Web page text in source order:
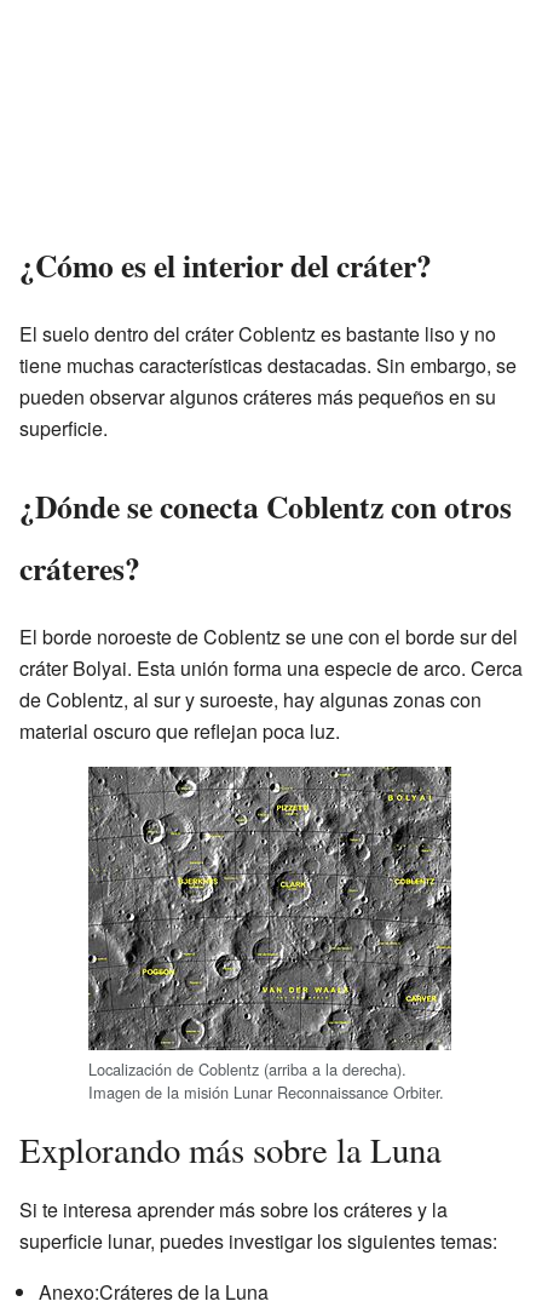
¿Cómo es el interior del cráter?
El suelo dentro del cráter Coblentz es bastante liso y no
tiene muchas características destacadas. Sin embargo, se
pueden observar algunos cráteres más pequeños en su
superficie.
¿Dónde se conecta Coblentz con otros
cráteres?
El borde noroeste de Coblentz se une con el borde sur del
cráter Bolyai. Esta unión forma una especie de arco. Cerca
de Coblentz, al sur y suroeste, hay algunas zonas con
material oscuro que reflejan poca luz.
Localización de Coblentz (arriba a la derecha).
Imagen de la misión Lunar Reconnaissance Orbiter.
Explorando más sobre la Luna
Si te interesa aprender más sobre los cráteres y la
superficie lunar, puedes investigar los siguientes temas:
Anexo:Cráteres de la Luna